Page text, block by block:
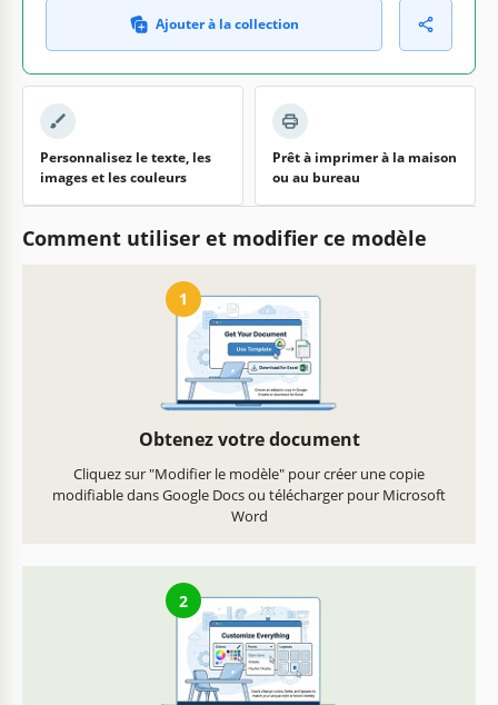
Ajouter à la collection
Personnalisez le texte, les
images et les couleurs
Prêt à imprimer à la maison
ou au bureau
Comment utiliser et modifier ce modèle
1
Obtenez votre document
Cliquez sur "Modifier le modèle" pour créer une copie
modifiable dans Google Docs ou télécharger pour Microsoft
Word
2